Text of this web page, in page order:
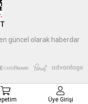
güncel olarak haberdar
düzenlenmiştirÜye Girişi